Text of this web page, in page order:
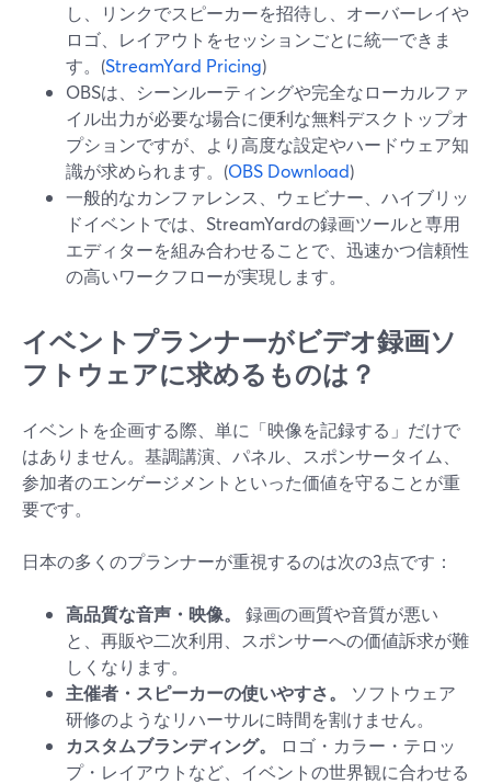
し、リンクでスピーカーを招待し、オーバーレイや
ロゴ、レイアウトをセッションごとに統一できま
す。(StreamYard Pricing)
OBSは、シーンルーティングや完全なローカルファ
イル出力が必要な場合に便利な無料デスクトップオ
プションですが、より高度な設定やハードウェア知
識が求められます。(OBS Download)
一般的なカンファレンス、ウェビナー、ハイブリッ
ドイベントでは、StreamYardの録画ツールと専用
エディターを組み合わせることで、迅速かつ信頼性
の高いワークフローが実現します。
イベントプランナーがビデオ録画ソ
フトウェアに求めるものは？
イベントを企画する際、単に「映像を記録する」だけで
はありません。基調講演、パネル、スポンサータイム、
参加者のエンゲージメントといった価値を守ることが重
要です。
日本の多くのプランナーが重視するのは次の3点です：
高品質な音声・映像。
録画の画質や音質が悪い
と、再販や二次利用、スポンサーへの価値訴求が難
しくなります。
主催者・スピーカーの使いやすさ。
ソフトウェア
研修のようなリハーサルに時間を割けません。
カスタムブランディング。
ロゴ・カラー・テロッ
プ・レイアウトなど、イベントの世界観に合わせる